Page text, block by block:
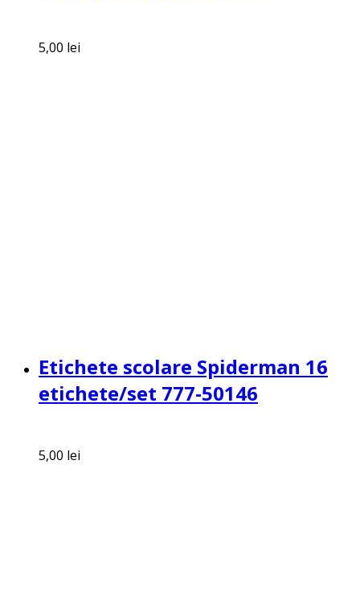
5,00 lei
Etichete scolare Spiderman 16
etichete/set 777-50146
5,00 lei